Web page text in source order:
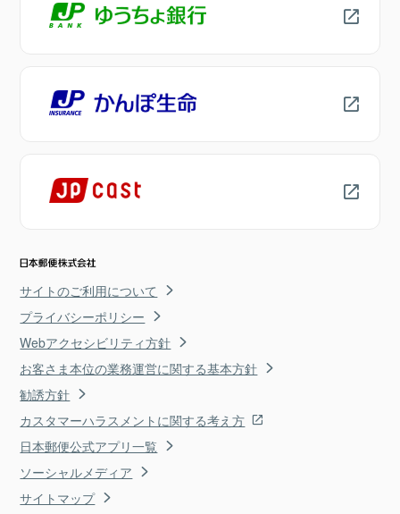
サイトのご利用について
プライバシーポリシー
Webアクセシビリティ方針
お客さま本位の業務運営に関する基本方針
勧誘方針
カスタマーハラスメントに関する考え方
日本郵便公式アプリ一覧
ソーシャルメディア
サイトマップ